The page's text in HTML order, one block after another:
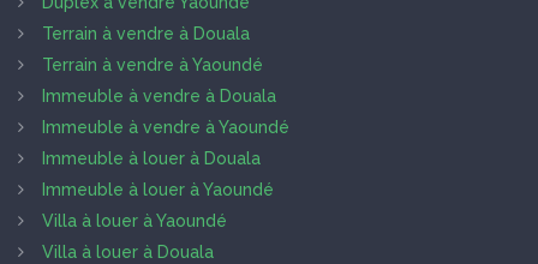
Terrain à vendre à Douala
Terrain à vendre à Yaoundé
Immeuble à vendre à Douala
Immeuble à vendre à Yaoundé
Immeuble à louer à Douala
Immeuble à louer à Yaoundé
Villa à louer à Yaoundé
Villa à louer à Douala